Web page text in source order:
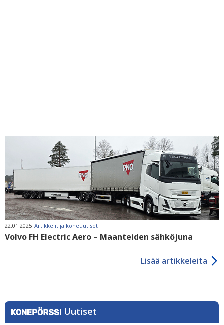
22.01.2025 Artikkelit ja koneuutiset
Volvo FH Electric Aero – Maanteiden sähköjuna
Lisää artikkeleita
Uutiset